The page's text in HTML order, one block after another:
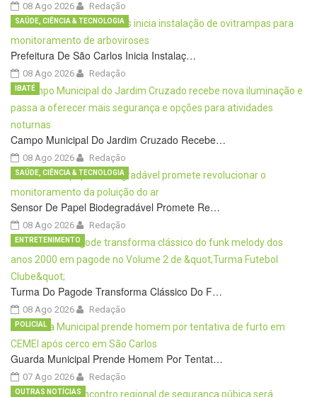
08 Ago 2026 Redação
Prefeitura De São Carlos Inicia Instalaç…
08 Ago 2026
SAÚDE, CIÊNCIA & TECNOLOGIA
Redação
Campo Municipal Do Jardim Cruzado Recebe…
08 Ago 2026
IBATÉ
Redação
Sensor De Papel Biodegradável Promete Re…
08 Ago 2026
SAÚDE, CIÊNCIA & TECNOLOGIA
Redação
Turma Do Pagode Transforma Clássico Do F…
08 Ago 2026
ENTRETENIMENTO
Redação
Guarda Municipal Prende Homem Por Tentat…
07 Ago 2026
POLICIAL
Redação
OUTRAS NOTÍCIAS